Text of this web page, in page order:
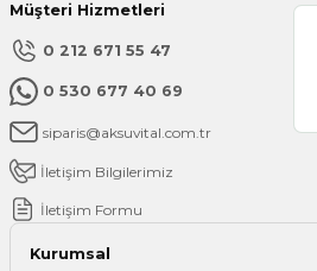
Müşteri Hizmetleri
0 212 671 55 47
0 530 677 40 69
siparis@aksuvital.com.tr
İletişim Bilgilerimiz
İletişim Formu
Kurumsal